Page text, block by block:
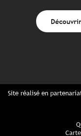
Découvrir
Site réalisé en